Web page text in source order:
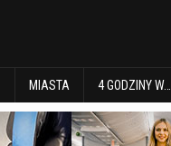
MIASTA 4 GODZINY W…